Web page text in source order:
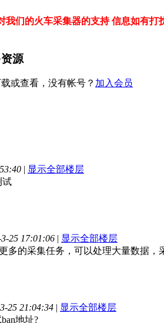
我们的火车采集器的支持 信息如有打
源
或查看，没有帐号？ 加入会员
| 显示全部楼层
试
25 17:01:06 | 显示全部楼层
多的采集任务，可以处理大量数据，
25 21:04:34 | 显示全部楼层
地址?